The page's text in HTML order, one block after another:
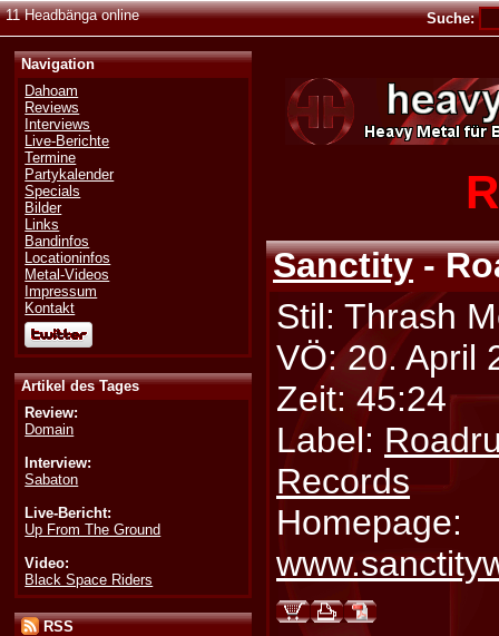
11 Headbänga online Suche:
Navigation
Dahoam
Reviews
Interviews
Live-Berichte
Termine
Partykalender
Specials
Bilder
Links
Bandinfos
Locationinfos
Metal-Videos
Impressum
Kontakt
Artikel des Tages
Review:
Domain
Interview:
Sabaton
Live-Bericht:
Up From The Ground
Video:
Black Space Riders
RSS
Sanctity-
Stil: Thrash
VÖ: 20. April
Zeit: 45:24
Label:
Records
Homepage: